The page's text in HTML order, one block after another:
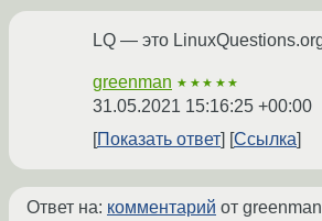
LQ — это
greenman ★★★★★
31.05.2021 15:16:25 +00:00
Показать ответ
Ссылка
Ответ на: комментарий от greenman